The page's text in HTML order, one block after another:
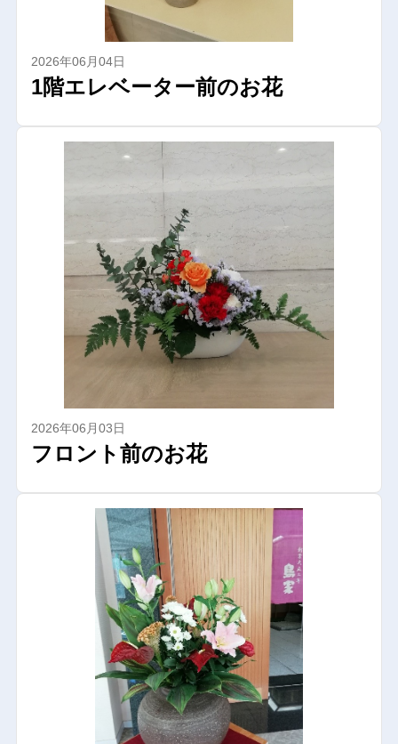
2026年06月04日
1階エレベーター前のお花
2026年06月03日
フロント前のお花